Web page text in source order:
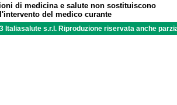
di medicina e salute non sostituiscono
l'intervento del medico curante
Italiasalute s.r.l. Riproduzione riservata anche